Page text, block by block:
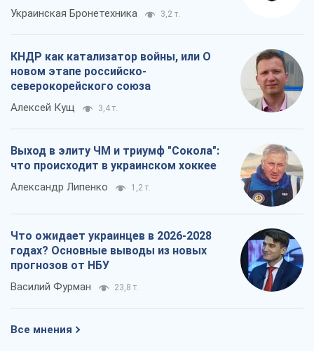
Украинская Бронетехника 3,2 т.
КНДР как катализатор войны, или О
новом этапе российско-
северокорейского союза
Алексей Кущ 3,4 т.
Выход в элиту ЧМ и триумф "Сокола":
что происходит в украинском хоккее
Александр Липенко 1,2 т.
Что ожидает украинцев в 2026-2028
годах? Основные выводы из новых
прогнозов от НБУ
Василий Фурман 23,8 т.
Все мнения